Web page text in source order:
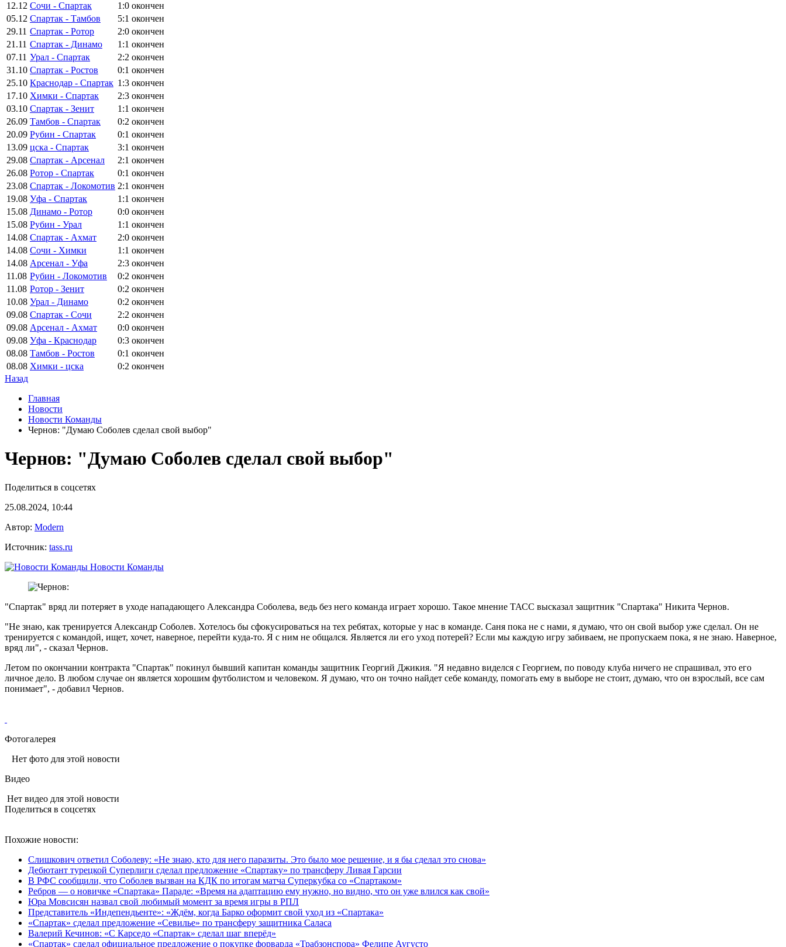
12.12 Сочи - Спартак 1:0 окончен
05.12 Спартак - Тамбов 5:1 окончен
29.11 Спартак - Ротор 2:0 окончен
21.11 Спартак - Динамо 1:1 окончен
07.11 Урал - Спартак 2:2 окончен
31.10 Спартак - Ростов 0:1 окончен
25.10 Краснодар - Спартак 1:3 окончен
17.10 Химки - Спартак 2:3 окончен
03.10 Спартак - Зенит 1:1 окончен
26.09 Тамбов - Спартак 0:2 окончен
20.09 Рубин - Спартак 0:1 окончен
13.09 цска - Спартак 3:1 окончен
29.08 Спартак - Арсенал 2:1 окончен
26.08 Ротор - Спартак 0:1 окончен
23.08 Спартак - Локомотив 2:1 окончен
19.08 Уфа - Спартак 1:1 окончен
15.08 Динамо - Ротор 0:0 окончен
15.08 Рубин - Урал 1:1 окончен
14.08 Спартак - Ахмат 2:0 окончен
14.08 Сочи - Химки 1:1 окончен
14.08 Арсенал - Уфа 2:3 окончен
11.08 Рубин - Локомотив 0:2 окончен
11.08 Ротор - Зенит 0:2 окончен
10.08 Урал - Динамо 0:2 окончен
09.08 Спартак - Сочи 2:2 окончен
09.08 Арсенал - Ахмат 0:0 окончен
09.08 Уфа - Краснодар 0:3 окончен
08.08 Тамбов - Ростов 0:1 окончен
08.08 Химки - цска 0:2 окончен
Назад
Главная
Новости
Новости Команды
Чернов: "Думаю Соболев сделал свой выбор"
Чернов: "Думаю Соболев сделал свой выбор"
Поделиться в соцсетях
25.08.2024, 10:44
Автор: Modern
Источник: tass.ru
Новости Команды
"Спартак" вряд ли потеряет в уходе нападающего Александра Соболева, ведь без него команда играет хорошо. Такое мнение ТАСС высказал защитник "Спартака" Никита Чернов.
"Не знаю, как тренируется Александр Соболев. Хотелось бы сфокусироваться на тех ребятах, которые у нас в команде. Саня пока не с нами, я думаю, что он свой выбор уже сделал. Он не
тренируется с командой, ищет, хочет, наверное, перейти куда-то. Я с ним не общался. Является ли его уход потерей? Если мы каждую игру забиваем, не пропускаем пока, я не знаю. Наверное,
вряд ли", - сказал Чернов.
Летом по окончании контракта "Спартак" покинул бывший капитан команды защитник Георгий Джикия. "Я недавно виделся с Георгием, по поводу клуба ничего не спрашивал, это его
личное дело. В любом случае он является хорошим футболистом и человеком. Я думаю, что он точно найдет себе команду, помогать ему в выборе не стоит, думаю, что он взрослый, все сам
понимает", - добавил Чернов.
Фотогалерея
Нет фото для этой новости
Видео
Нет видео для этой новости
Поделиться в соцсетях
Похожие новости:
Слишкович ответил Соболеву: «Не знаю, кто для него паразиты. Это было мое решение, и я бы сделал это снова»
Дебютант турецкой Суперлиги сделал предложение «Спартаку» по трансферу Ливая Гарсии
В РФС сообщили, что Соболев вызван на КДК по итогам матча Суперкубка со «Спартаком»
Ребров — о новичке «Спартака» Параде: «Время на адаптацию ему нужно, но видно, что он уже влился как свой»
Юра Мовсисян назвал свой любимый момент за время игры в РПЛ
Представитель «Индепендьенте»: «Ждём, когда Барко оформит свой уход из «Спартака»
«Спартак» сделал предложение «Севилье» по трансферу защитника Саласа
Валерий Кечинов: «С Карседо «Спартак» сделал шаг вперёд»
«Спартак» сделал официальное предложение о покупке форварда «Трабзонспора» Фелипе Аугусто